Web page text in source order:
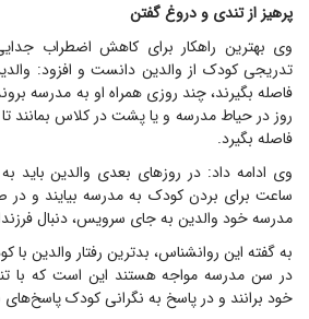
پرهیز از تندی و دروغ گفتن
وی بهترین راهکار برای کاهش اضطراب
تدریجی کودک از والدین دانست و افزود:
فاصله بگیرند، چند روزی همراه او به مدرسه
روز در حیاط مدرسه و یا پشت در کلاس بمانند
فاصله بگیرد.
وی ادامه داد: در روزهای بعدی والدین باید
ساعت برای بردن کودک به مدرسه بیایند و در
مدرسه خود والدین به جای سرویس، دنبال
به گفته این روانشناس، بدترین رفتار والدین
در سن مدرسه مواجه هستند این است که با
خود برانند و در پاسخ به نگرانی کودک